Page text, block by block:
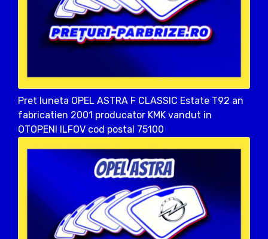
Pret luneta OPEL ASTRA F CLASSIC Estate T92 an
fabricatien 2001 producator KMK vandut in
OTOPENI ILFOV cod postal 75100